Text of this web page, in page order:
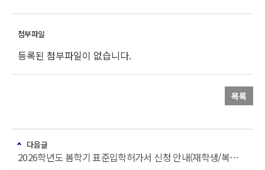
등록된 첨부파일이 없습니다.
목록
다음글
2026학년도 봄학기 표준입학허가서 신청 안내(재학생/복학생/연구생)